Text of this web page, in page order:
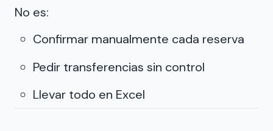
No es:
Confirmar manualmente cada reserva
Pedir transferencias sin control
Llevar todo en Excel